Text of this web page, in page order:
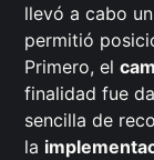
llevó a cabo un
permitió
Primero, el
finalidad fue
sencilla de
la